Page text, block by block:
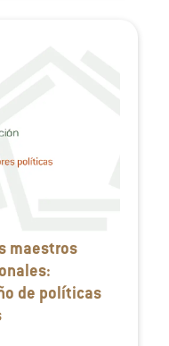
maestros
de políticas